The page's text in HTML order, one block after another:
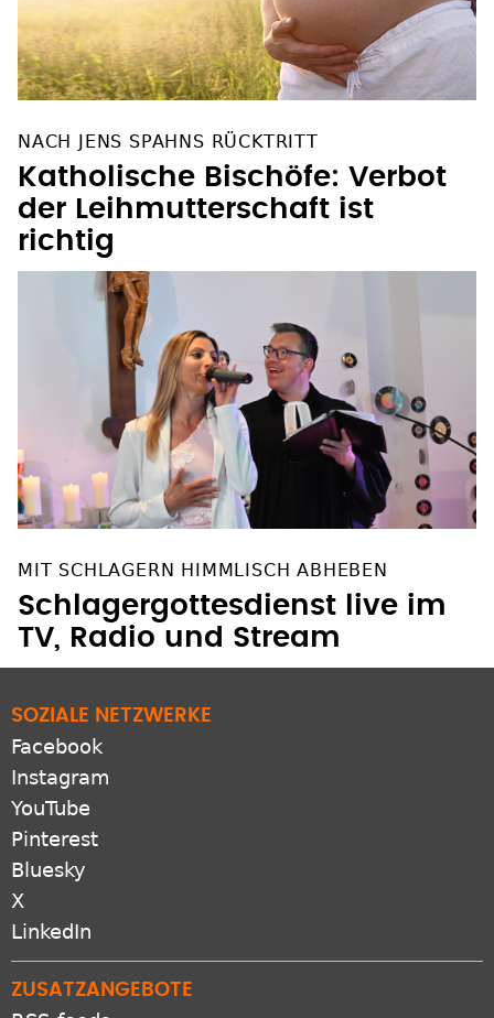
NACH JENS SPAHNS RÜCKTRITT
Katholische Bischöfe: Verbot
der Leihmutterschaft ist
richtig
MIT SCHLAGERN HIMMLISCH ABHEBEN
Schlagergottesdienst live im
TV, Radio und Stream
SOZIALE NETZWERKE
Facebook
Instagram
YouTube
Pinterest
Bluesky
X
LinkedIn
ZUSATZANGEBOTE